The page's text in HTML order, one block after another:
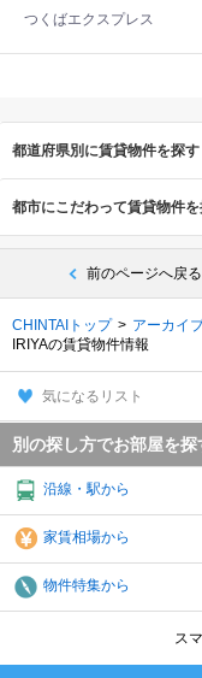
つくばエクスプレス
都道府県別に賃貸物件を探す
都市にこだわって賃貸物件
前のページへ戻る
CHINTAIトップ アーカイ
IRIYAの賃貸物件情報
気になるリスト
別の探し方でお部屋を探
沿線・駅から
家賃相場から
物件特集から
ス